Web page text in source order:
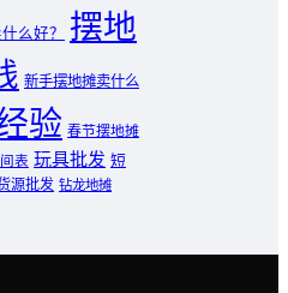
么好？
摆地
新手摆地摊卖什么
验 春节摆地摊
表 玩具批发 短
源批发 钻龙地摊